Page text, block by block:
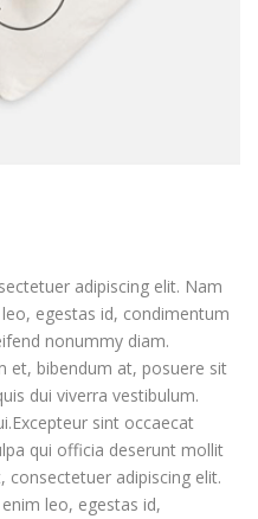
adipiscing elit. Nam
egestas id, condimentum
nonummy diam.
et, bibendum at, posuere sit
dui viverra vestibulum.
sint occaecat
qui officia deserunt mollit
adipiscing elit.
leo, egestas id,